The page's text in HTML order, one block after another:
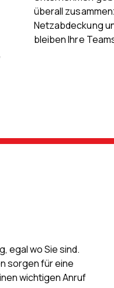
überall
Netzabdeckung
bleiben Ihre
egal wo Sie sind.
sorgen für eine
wichtigen Anruf